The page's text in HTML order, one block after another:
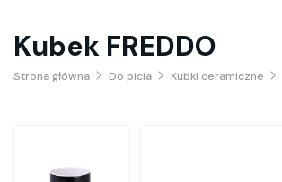
Kubek FREDDO
Strona główna Do picia Kubki ceramiczne